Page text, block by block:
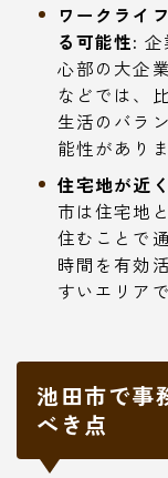
ワークライ
る可能性: 企
心部の大企
などでは、
生活のバラ
能性がありま
住宅地が近
市は住宅地
住むことで
時間を有効
すいエリアで
池田市で事
べき点